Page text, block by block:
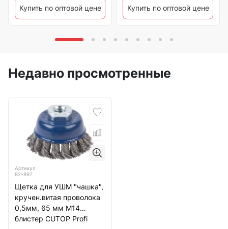
Купить по оптовой цене Купить по оптовой цене
Недавно просмотренные
Артикул
82-897
Щетка для УШМ "чашка",
кручен.витая проволока
0,5мм, 65 мм М14
блистер CUTOP Profi